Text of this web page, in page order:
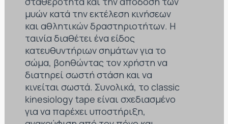
μυών κατά την εκτέλεση κινήσεων
και αθλητικών δραστηριοτήτων. Η
ταινία διαθέτει ένα είδος
κατευθυντήριων σημάτων για το
σώμα, βοηθώντας τον χρήστη να
διατηρεί σωστή στάση και να
κινείται σωστά. Συνολικά, το classic
kinesiology tape είναι σχεδιασμένο
για να παρέχει υποστήριξη,